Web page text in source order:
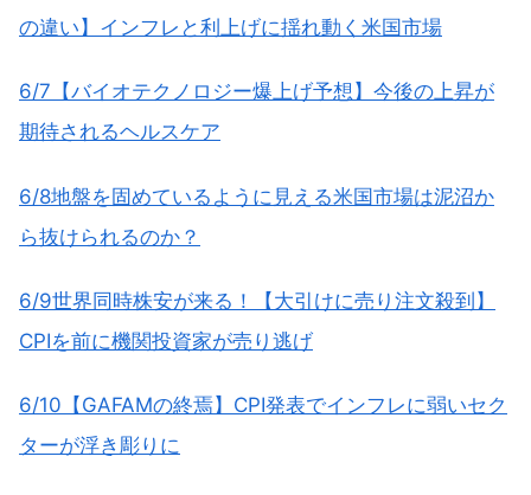
の違い】インフレと利上げに揺れ動く米国市場
6/7【バイオテクノロジー爆上げ予想】今後の上昇が
期待されるヘルスケア
6/8地盤を固めているように見える米国市場は泥沼か
ら抜けられるのか？
6/9世界同時株安が来る！【大引けに売り注文殺到】
CPIを前に機関投資家が売り逃げ
6/10【GAFAMの終焉】CPI発表でインフレに弱いセク
ターが浮き彫りに